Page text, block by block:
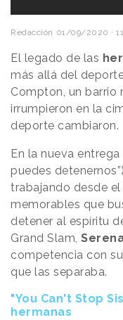
Redacción 01/09/2020 ·
El legado de las
más allá del
Compton, un barrio
irrumpieron en la
deporte cambiaron.
En la nueva entrega
puedes
trabajando desde
memorables que
detener al espíritu
Grand Slam,
competencia con
que las separaba.
"You Can't Stop
hermanas